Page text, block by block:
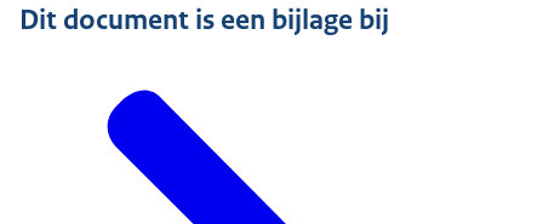
Dit document is een bijlage bij